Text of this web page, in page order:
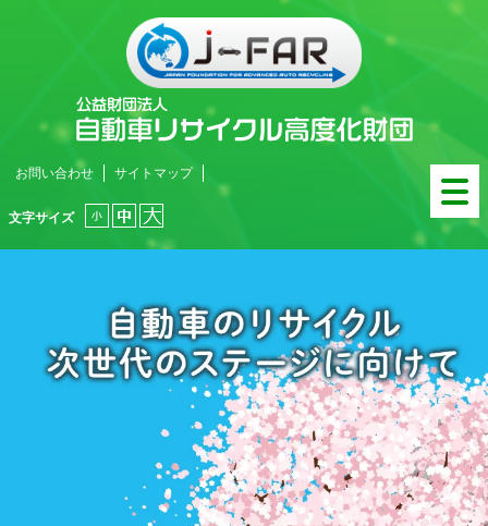
お問い合わせ サイトマップ
文字サイズ